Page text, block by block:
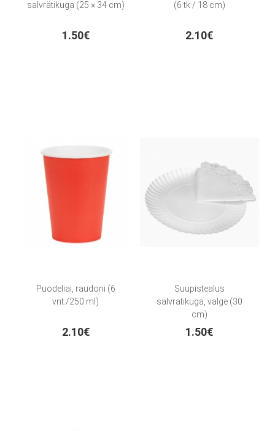
salvrätikuga (25 × 34 cm)
1.50€
(6 tk / 18 cm)
2.10€
Puodeliai, raudoni (6
vnt./250 ml)
2.10€
Suupistealus
salvrätikuga, valge (30
cm)
1.50€